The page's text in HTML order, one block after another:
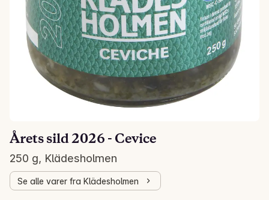
Årets sild 2026 - Cevice
250 g, Klädesholmen
Se alle varer fra Klädesholmen